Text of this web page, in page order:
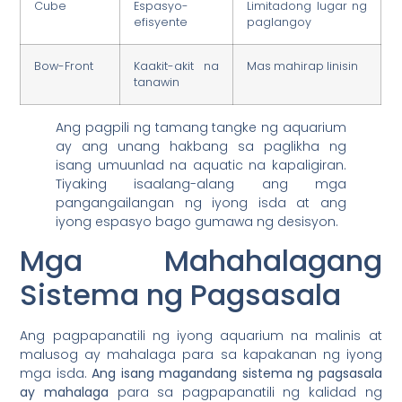
Cube
Espasyo-
efisyente
Limitadong lugar ng
paglangoy
Bow-Front
Kaakit-akit na
tanawin
Mas mahirap linisin
Ang pagpili ng tamang tangke ng aquarium
ay ang unang hakbang sa paglikha ng
isang umuunlad na aquatic na kapaligiran.
Tiyaking isaalang-alang ang mga
pangangailangan ng iyong isda at ang
iyong espasyo bago gumawa ng desisyon.
Mga Mahahalagang
Sistema ng Pagsasala
Ang pagpapanatili ng iyong aquarium na malinis at
malusog ay mahalaga para sa kapakanan ng iyong
mga isda.Ang isang magandang sistema ng pagsasala
ay mahalaga para sa pagpapanatili ng kalidad ng